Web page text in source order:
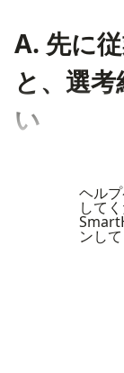
A. 先に
と、選
い
ヘル
して
ンして